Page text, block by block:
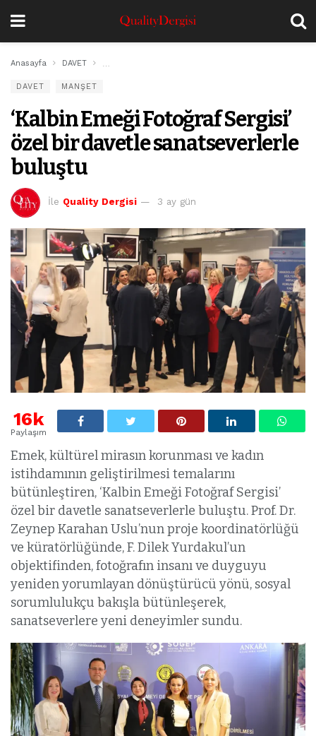
Anasayfa DAVET
DAVET MANŞET
‘Kalbin Emeği Fotoğraf Sergisi’
özel bir davetle sanatseverlerle
buluştu
İle Quality Dergisi 3 ay gün
16k
Paylaşım
Emek, kültürel mirasın korunması ve kadın
istihdamının geliştirilmesi temalarını
bütünleştiren, ‘Kalbin Emeği Fotoğraf Sergisi’
özel bir davetle sanatseverlerle buluştu. Prof. Dr.
Zeynep Karahan Uslu’nun proje koordinatörlüğü
ve küratörlüğünde, F. Dilek Yurdakul’un
objektifinden, fotoğrafın insanı ve duyguyu
yeniden yorumlayan dönüştürücü yönü, sosyal
sorumlulukçu bakışla bütünleşerek,
sanatseverlere yeni deneyimler sundu.